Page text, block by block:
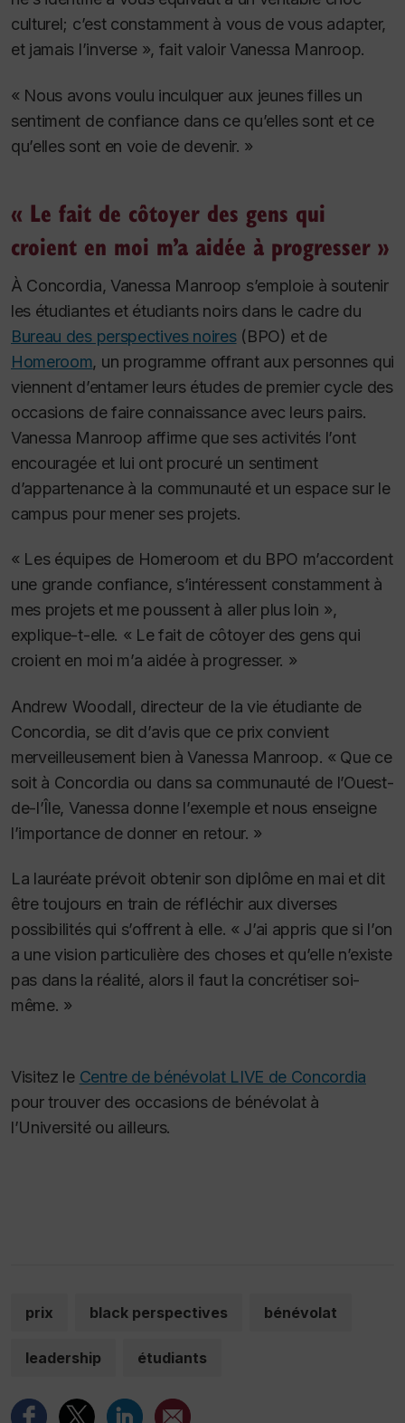
culturel; c’est constamment à vous de vous adapter,
et jamais l’inverse », fait valoir Vanessa Manroop.
« Nous avons voulu inculquer aux jeunes filles un
sentiment de confiance dans ce qu’elles sont et ce
qu’elles sont en voie de devenir. »
« Le fait de côtoyer des gens qui
croient en moi m’a aidée à progresser »
À Concordia, Vanessa Manroop s’emploie à soutenir
les étudiantes et étudiants noirs dans le cadre du
Bureau des perspectives noires(BPO) et de
Homeroom, un programme offrant aux personnes qui
viennent d’entamer leurs études de premier cycle des
occasions de faire connaissance avec leurs pairs.
Vanessa Manroop affirme que ses activités l’ont
encouragée et lui ont procuré un sentiment
d’appartenance à la communauté et un espace sur le
campus pour mener ses projets.
« Les équipes de Homeroom et du BPO m’accordent
une grande confiance, s’intéressent constamment à
mes projets et me poussent à aller plus loin »,
explique-t-elle. « Le fait de côtoyer des gens qui
croient en moi m’a aidée à progresser. »
Andrew Woodall, directeur de la vie étudiante de
Concordia, se dit d’avis que ce prix convient
merveilleusement bien à Vanessa Manroop. « Que ce
soit à Concordia ou dans sa communauté de l’Ouest-
de-l’Île, Vanessa donne l’exemple et nous enseigne
l’importance de donner en retour. »
La lauréate prévoit obtenir son diplôme en mai et dit
être toujours en train de réfléchir aux diverses
possibilités qui s’offrent à elle. « J’ai appris que si l’on
a une vision particulière des choses et qu’elle n’existe
pas dans la réalité, alors il faut la concrétiser soi-
même. »
Visitez le Centre de bénévolat LIVE de Concordia
pour trouver des occasions de bénévolat à
l’Université ou ailleurs.
prix black perspectives bénévolat
leadership étudiants